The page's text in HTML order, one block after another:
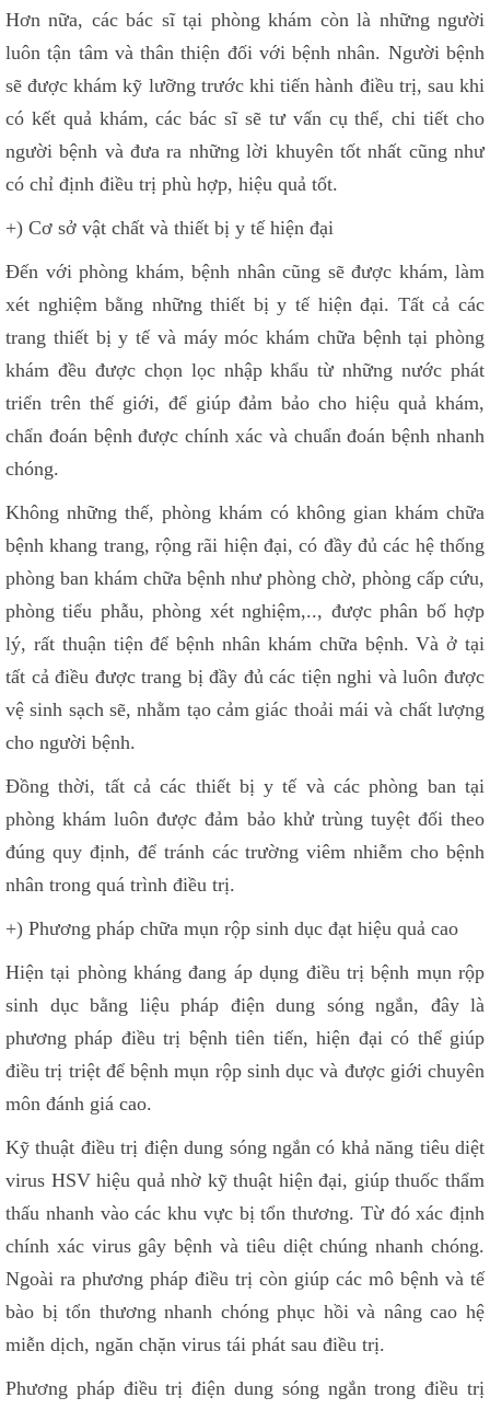
Hơn nữa, các bác sĩ tại phòng khám còn là những người
luôn tận tâm và thân thiện đối với bệnh nhân. Người bệnh
sẽ được khám kỹ lưỡng trước khi tiến hành điều trị, sau khi
có kết quả khám, các bác sĩ sẽ tư vấn cụ thể, chi tiết cho
người bệnh và đưa ra những lời khuyên tốt nhất cũng như
có chỉ định điều trị phù hợp, hiệu quả tốt.
+) Cơ sở vật chất và thiết bị y tế hiện đại
Đến với phòng khám, bệnh nhân cũng sẽ được khám, làm
xét nghiệm bằng những thiết bị y tế hiện đại. Tất cả các
trang thiết bị y tế và máy móc khám chữa bệnh tại phòng
khám đều được chọn lọc nhập khẩu từ những nước phát
triển trên thế giới, để giúp đảm bảo cho hiệu quả khám,
chẩn đoán bệnh được chính xác và chuẩn đoán bệnh nhanh
chóng.
Không những thế, phòng khám có không gian khám chữa
bệnh khang trang, rộng rãi hiện đại, có đầy đủ các hệ thống
phòng ban khám chữa bệnh như phòng chờ, phòng cấp cứu,
phòng tiểu phẫu, phòng xét nghiệm,.., được phân bố hợp
lý, rất thuận tiện để bệnh nhân khám chữa bệnh. Và ở tại
tất cả điều được trang bị đầy đủ các tiện nghi và luôn được
vệ sinh sạch sẽ, nhằm tạo cảm giác thoải mái và chất lượng
cho người bệnh.
Đồng thời, tất cả các thiết bị y tế và các phòng ban tại
phòng khám luôn được đảm bảo khử trùng tuyệt đối theo
đúng quy định, để tránh các trường viêm nhiễm cho bệnh
nhân trong quá trình điều trị.
+) Phương pháp chữa mụn rộp sinh dục đạt hiệu quả cao
Hiện tại phòng kháng đang áp dụng điều trị bệnh mụn rộp
sinh dục bằng liệu pháp điện dung sóng ngắn, đây là
phương pháp điều trị bệnh tiên tiến, hiện đại có thể giúp
điều trị triệt để bệnh mụn rộp sinh dục và được giới chuyên
môn đánh giá cao.
Kỹ thuật điều trị điện dung sóng ngắn có khả năng tiêu diệt
virus HSV hiệu quả nhờ kỹ thuật hiện đại, giúp thuốc thẩm
thấu nhanh vào các khu vực bị tổn thương. Từ đó xác định
chính xác virus gây bệnh và tiêu diệt chúng nhanh chóng.
Ngoài ra phương pháp điều trị còn giúp các mô bệnh và tế
bào bị tổn thương nhanh chóng phục hồi và nâng cao hệ
miễn dịch, ngăn chặn virus tái phát sau điều trị.
Phương pháp điều trị điện dung sóng ngắn trong điều trị